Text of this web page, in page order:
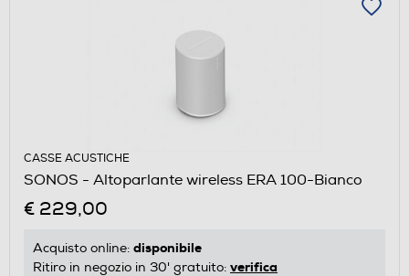
CASSE ACUSTICHE
SONOS - Altoparlante wireless ERA 100-Bianco
€ 229,00
Acquisto online: disponibile
Ritiro in negozio in 30' gratuito: verifica